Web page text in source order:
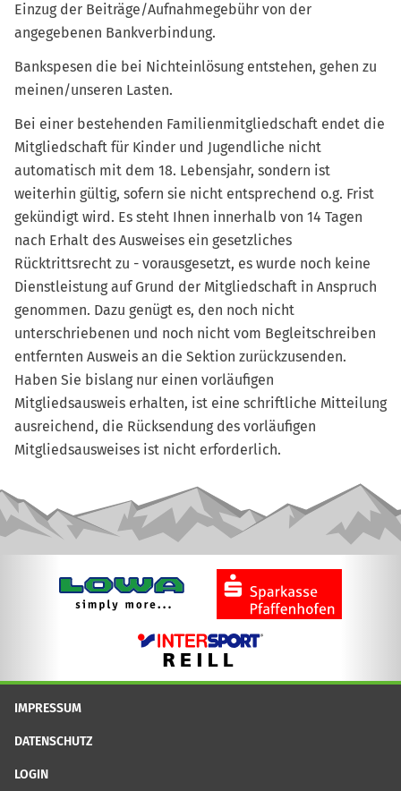
Einzug der Beiträge/Aufnahmegebühr von der
angegebenen Bankverbindung.
Bankspesen die bei Nichteinlösung entstehen, gehen zu
meinen/unseren Lasten.
Bei einer bestehenden Familienmitgliedschaft endet die
Mitgliedschaft für Kinder und Jugendliche nicht
automatisch mit dem 18. Lebensjahr, sondern ist
weiterhin gültig, sofern sie nicht entsprechend o.g. Frist
gekündigt wird. Es steht Ihnen innerhalb von 14 Tagen
nach Erhalt des Ausweises ein gesetzliches
Rücktrittsrecht zu - vorausgesetzt, es wurde noch keine
Dienstleistung auf Grund der Mitgliedschaft in Anspruch
genommen. Dazu genügt es, den noch nicht
unterschriebenen und noch nicht vom Begleitschreiben
entfernten Ausweis an die Sektion zurückzusenden.
Haben Sie bislang nur einen vorläufigen
Mitgliedsausweis erhalten, ist eine schriftliche Mitteilung
ausreichend, die Rücksendung des vorläufigen
Mitgliedsausweises ist nicht erforderlich.
IMPRESSUM
DATENSCHUTZ
LOGIN